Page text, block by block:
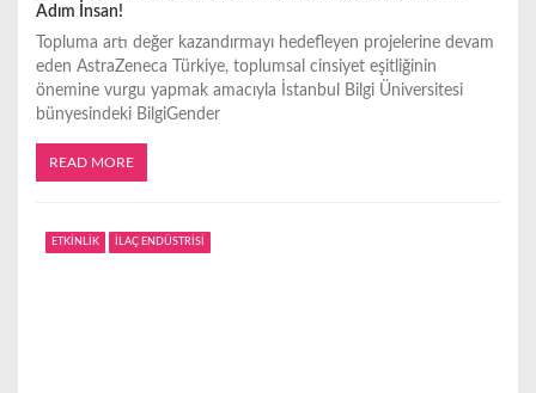
Adım İnsan!
Topluma artı değer kazandırmayı hedefleyen projelerine devam
eden AstraZeneca Türkiye, toplumsal cinsiyet eşitliğinin
önemine vurgu yapmak amacıyla İstanbul Bilgi Üniversitesi
bünyesindeki BilgiGender
READ MORE
ETKİNLİK İLAÇ ENDÜSTRİSİ